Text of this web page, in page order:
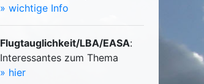
» wichtige Info
Flugtauglichkeit/LBA/EASA:
Interessantes zum Thema
» hier